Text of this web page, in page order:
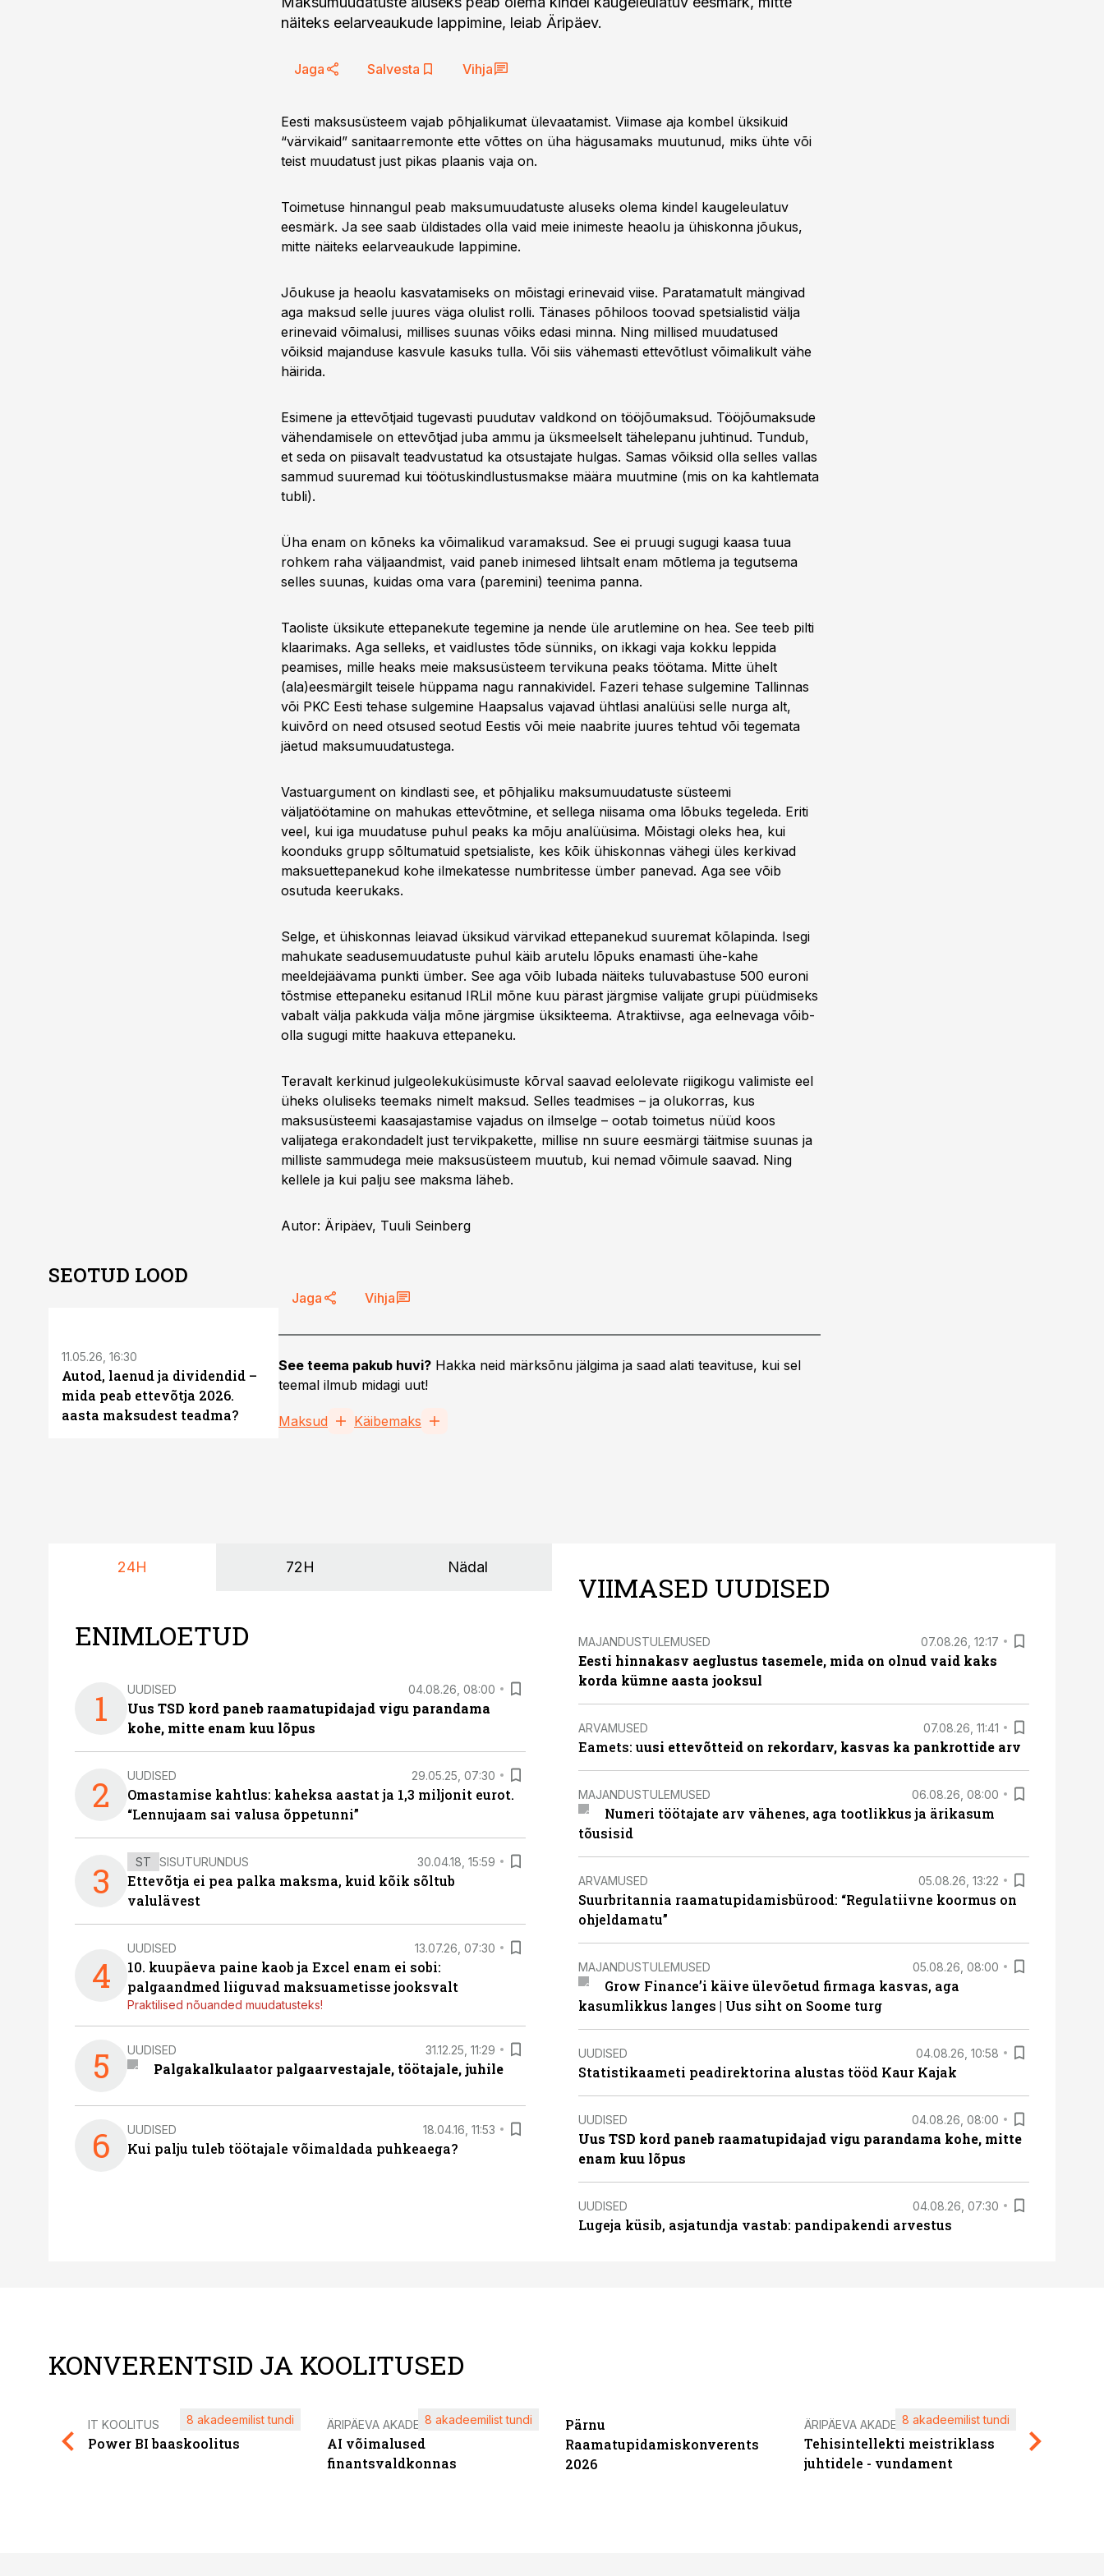
näiteks eelarveaukude lappimine, leiab Äripäev.
Jaga Salvesta Vihja
Eesti maksusüsteem vajab põhjalikumat ülevaatamist. Viimase aja kombel üksikuid
“värvikaid” sanitaarremonte ette võttes on üha hägusamaks muutunud, miks ühte või
teist muudatust just pikas plaanis vaja on.
Toimetuse hinnangul peab maksumuudatuste aluseks olema kindel kaugeleulatuv
eesmärk. Ja see saab üldistades olla vaid meie inimeste heaolu ja ühiskonna jõukus,
mitte näiteks eelarveaukude lappimine.
Jõukuse ja heaolu kasvatamiseks on mõistagi erinevaid viise. Paratamatult mängivad
aga maksud selle juures väga olulist rolli. Tänases põhiloos toovad spetsialistid välja
erinevaid võimalusi, millises suunas võiks edasi minna. Ning millised muudatused
võiksid majanduse kasvule kasuks tulla. Või siis vähemasti ettevõtlust võimalikult vähe
häirida.
Esimene ja ettevõtjaid tugevasti puudutav valdkond on tööjõumaksud. Tööjõumaksude
vähendamisele on ettevõtjad juba ammu ja üksmeelselt tähelepanu juhtinud. Tundub,
et seda on piisavalt teadvustatud ka otsustajate hulgas. Samas võiksid olla selles vallas
sammud suuremad kui töötuskindlustusmakse määra muutmine (mis on ka kahtlemata
tubli).
Üha enam on kõneks ka võimalikud varamaksud. See ei pruugi sugugi kaasa tuua
rohkem raha väljaandmist, vaid paneb inimesed lihtsalt enam mõtlema ja tegutsema
selles suunas, kuidas oma vara (paremini) teenima panna.
Taoliste üksikute ettepanekute tegemine ja nende üle arutlemine on hea. See teeb pilti
klaarimaks. Aga selleks, et vaidlustes tõde sünniks, on ikkagi vaja kokku leppida
peamises, mille heaks meie maksusüsteem tervikuna peaks töötama. Mitte ühelt
(ala)eesmärgilt teisele hüppama nagu rannakividel. Fazeri tehase sulgemine Tallinnas
või PKC Eesti tehase sulgemine Haapsalus vajavad ühtlasi analüüsi selle nurga alt,
kuivõrd on need otsused seotud Eestis või meie naabrite juures tehtud või tegemata
jäetud maksumuudatustega.
Vastuargument on kindlasti see, et põhjaliku maksumuudatuste süsteemi
väljatöötamine on mahukas ettevõtmine, et sellega niisama oma lõbuks tegeleda. Eriti
veel, kui iga muudatuse puhul peaks ka mõju analüüsima. Mõistagi oleks hea, kui
koonduks grupp sõltumatuid spetsialiste, kes kõik ühiskonnas vähegi üles kerkivad
maksuettepanekud kohe ilmekatesse numbritesse ümber panevad. Aga see võib
osutuda keerukaks.
Selge, et ühiskonnas leiavad üksikud värvikad ettepanekud suuremat kõlapinda. Isegi
mahukate seadusemuudatuste puhul käib arutelu lõpuks enamasti ühe-kahe
meeldejäävama punkti ümber. See aga võib lubada näiteks tuluvabastuse 500 euroni
tõstmise ettepaneku esitanud IRLil mõne kuu pärast järgmise valijate grupi püüdmiseks
vabalt välja pakkuda välja mõne järgmise üksikteema. Atraktiivse, aga eelnevaga võib-
olla sugugi mitte haakuva ettepaneku.
Teravalt kerkinud julgeolekuküsimuste kõrval saavad eelolevate riigikogu valimiste eel
üheks oluliseks teemaks nimelt maksud. Selles teadmises – ja olukorras, kus
maksusüsteemi kaasajastamise vajadus on ilmselge – ootab toimetus nüüd koos
valijatega erakondadelt just tervikpakette, millise nn suure eesmärgi täitmise suunas ja
milliste sammudega meie maksusüsteem muutub, kui nemad võimule saavad. Ning
kellele ja kui palju see maksma läheb.
Autor: Äripäev, Tuuli Seinberg
Jaga Vihja
See teema pakub huvi? Hakka neid märksõnu jälgima ja saad alati teavituse, kui sel
teemal ilmub midagi uut!
Maksud Käibemaks
SEOTUD LOOD
11.05.26, 16:30
Autod, laenud ja dividendid –
mida peab ettevõtja 2026.
aasta maksudest teadma?
24H 72H Nädal
ENIMLOETUD
1 UUDISED 04.08.26, 08:00
Uus TSD kord paneb raamatupidajad vigu parandama
kohe, mitte enam kuu lõpus
2 UUDISED 29.05.25, 07:30
Omastamise kahtlus: kaheksa aastat ja 1,3 miljonit eurot.
“Lennujaam sai valusa õppetunni”
3 ST SISUTURUNDUS 30.04.18, 15:59
Ettevõtja ei pea palka maksma, kuid kõik sõltub
valulävest
4
UUDISED 13.07.26, 07:30
10. kuupäeva paine kaob ja Excel enam ei sobi:
palgaandmed liiguvad maksuametisse jooksvalt
Praktilised nõuanded muudatusteks!
5 UUDISED 31.12.25, 11:29
Palgakalkulaator palgaarvestajale, töötajale, juhile
6 UUDISED 18.04.16, 11:53
Kui palju tuleb töötajale võimaldada puhkeaega?
VIIMASED UUDISED
MAJANDUSTULEMUSED 07.08.26, 12:17
Eesti hinnakasv aeglustus tasemele, mida on olnud vaid kaks
korda kümne aasta jooksul
ARVAMUSED 07.08.26, 11:41
Eamets: uusi ettevõtteid on rekordarv, kasvas ka pankrottide arv
MAJANDUSTULEMUSED 06.08.26, 08:00
Numeri töötajate arv vähenes, aga tootlikkus ja ärikasum
tõusisid
ARVAMUSED 05.08.26, 13:22
Suurbritannia raamatupidamisbürood: “Regulatiivne koormus on
ohjeldamatu”
MAJANDUSTULEMUSED 05.08.26, 08:00
Grow Finance’i käive ülevõetud firmaga kasvas, aga
kasumlikkus langes | Uus siht on Soome turg
UUDISED 04.08.26, 10:58
Statistikaameti peadirektorina alustas tööd Kaur Kajak
UUDISED 04.08.26, 08:00
Uus TSD kord paneb raamatupidajad vigu parandama kohe, mitte
enam kuu lõpus
UUDISED 04.08.26, 07:30
Lugeja küsib, asjatundja vastab: pandipakendi arvestus
KONVERENTSID JA KOOLITUSED
IT KOOLITUS
Power BI baaskoolitus
8 akadeemilist tundi ÄRIPÄEVA AKADEEMIA
AI võimalused
finantsvaldkonnas
8 akadeemilist tundi
Pärnu
Raamatupidamiskonverents
2026
ÄRIPÄEVA AKADEEMIA
Tehisintellekti meistriklass
juhtidele - vundament
8 akadeemilist tundi